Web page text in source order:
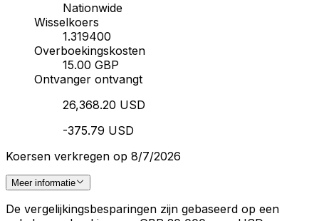
Nationwide
Wisselkoers
1.319400
Overboekingskosten
15.00 GBP
Ontvanger ontvangt
26,368.20 USD
-375.79 USD
Koersen verkregen op 8/7/2026
Meer informatie
De vergelijkingsbesparingen zijn gebaseerd op een